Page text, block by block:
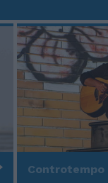
Controtempo